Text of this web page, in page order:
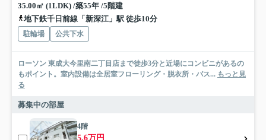
35.00㎡ (1LDK) /築55年 /5階建
地下鉄千日前線「新深江」駅 徒歩10分
駐輪場 公共下水
ローソン 東成大今里南二丁目店まで徒歩3分と近場にコンビニがあるの
もポイント。室内設備は全居室フローリング・脱衣所・バス... もっと見
る
募集中の部屋
4階
5.6万円